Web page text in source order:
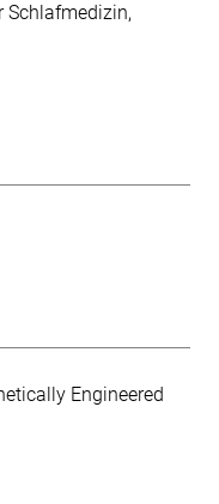
Schlafmedizin
Engineered